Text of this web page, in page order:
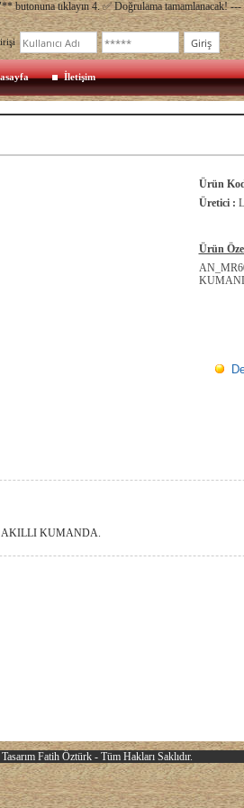
tıklayın 4. ✅ Doğrulama tamamlanacak!
İletişim
Ürün
Üretici :
Ürün
AKILLI KUMANDA.
Fatih Öztürk - Tüm Hakları Saklıdır.